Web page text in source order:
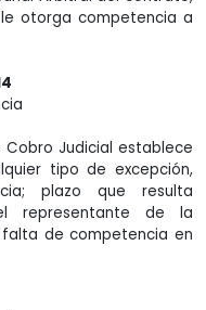
otorga competencia a
Judicial establece
tipo de excepción,
plazo que resulta
representante de la
de competencia en